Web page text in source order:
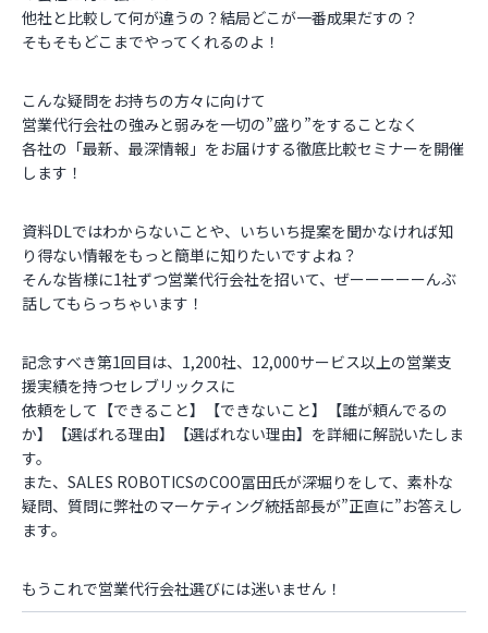
他社と比較して何が違うの？結局どこが一番成果だすの？
そもそもどこまでやってくれるのよ！
こんな疑問をお持ちの方々に向けて
営業代行会社の強みと弱みを一切の”盛り”をすることなく
各社の「最新、最深情報」をお届けする徹底比較セミナーを開催
します！
資料DLではわからないことや、いちいち提案を聞かなければ知
り得ない情報をもっと簡単に知りたいですよね？
そんな皆様に1社ずつ営業代行会社を招いて、ぜーーーーーんぶ
話してもらっちゃいます！
記念すべき第1回目は、1,200社、12,000サービス以上の営業支
援実績を持つセレブリックスに
依頼をして【できること】【できないこと】【誰が頼んでるの
か】【選ばれる理由】【選ばれない理由】を詳細に解説いたしま
す。
また、SALES ROBOTICSのCOO冨田氏が深堀りをして、素朴な
疑問、質問に弊社のマーケティング統括部長が”正直に”お答えし
ます。
もうこれで営業代行会社選びには迷いません！